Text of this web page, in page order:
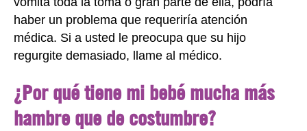
haber un problema que requeriría atención
médica. Si a usted le preocupa que su hijo
regurgite demasiado, llame al médico.
¿Por qué tiene mi bebé mucha más
hambre que de costumbre?